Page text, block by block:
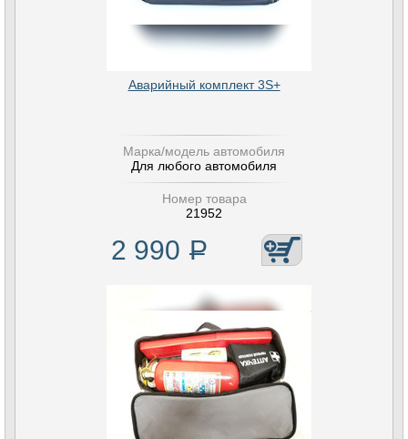
Аварийный комплект 3S+
Марка/модель автомобиля
Для любого автомобиля
Номер товара
21952
2 990 Р